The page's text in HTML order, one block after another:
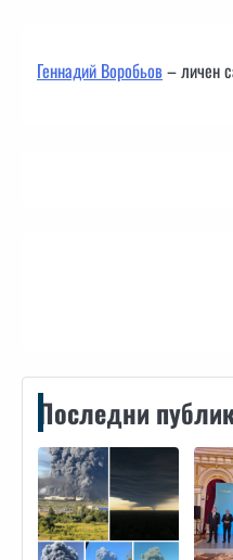
Геннадий Воробьов– личен
Последни